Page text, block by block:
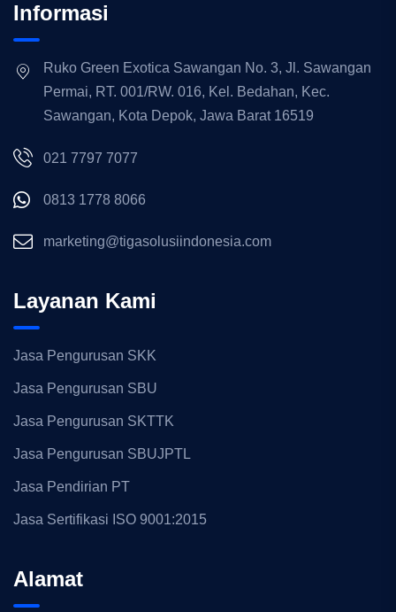
Informasi
Ruko Green Exotica Sawangan No. 3, Jl. Sawangan
Permai, RT. 001/RW. 016, Kel. Bedahan, Kec.
Sawangan, Kota Depok, Jawa Barat 16519
021 7797 7077
0813 1778 8066
marketing@tigasolusiindonesia.com
Layanan Kami
Jasa Pengurusan SKK
Jasa Pengurusan SBU
Jasa Pengurusan SKTTK
Jasa Pengurusan SBUJPTL
Jasa Pendirian PT
Jasa Sertifikasi ISO 9001:2015
Alamat